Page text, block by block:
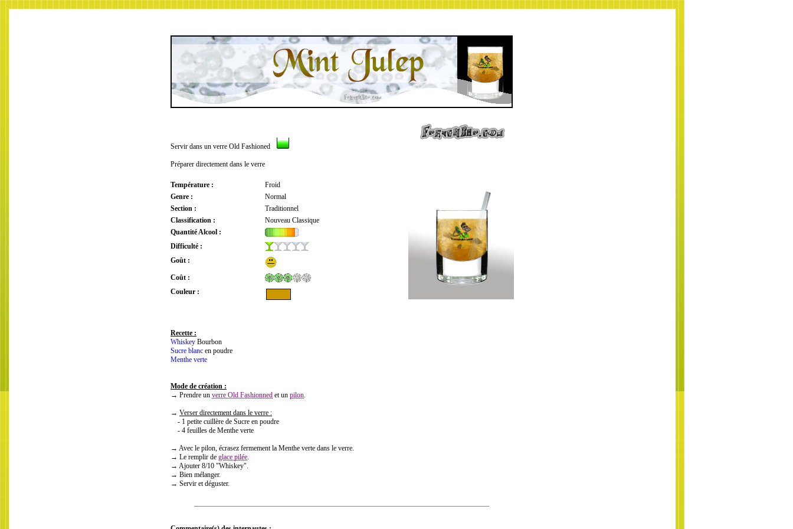
Servir dans un verre Old Fashioned
Préparer directement dans le verre
Température :
Froid
Genre :
Normal
Section :
Traditionnel
Classification :
Nouveau Classique
Quantité Alcool :
Difficulté :
Goût :
Coût :
Couleur :
Recette :
Whiskey Bourbon
Sucre blanc en poudre
Menthe verte
Mode de création :
→ Prendre un verre Old Fashionned et un pilon.
→ Verser directement dans le verre :
- 1 petite cuillère de Sucre en poudre
- 4 feuilles de Menthe verte
→ Avec le pilon, écrasez fermement la Menthe verte dans le verre.
→ Le remplir de glace pilée.
→ Ajouter 8/10 "Whiskey".
→ Bien mélanger.
→ Servir et déguster.